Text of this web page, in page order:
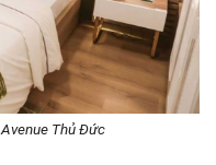
Thủ Đức